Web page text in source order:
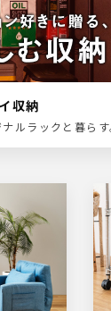
収納
ルラックと暮らす